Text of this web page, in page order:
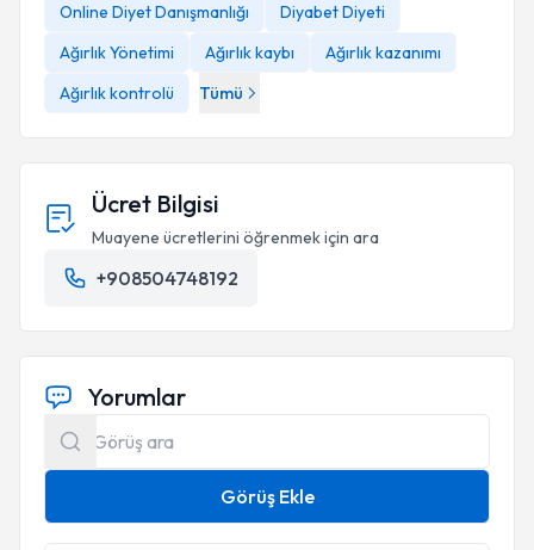
Online Diyet Danışmanlığı
Diyabet Diyeti
Ağırlık Yönetimi
Ağırlık kaybı
Ağırlık kazanımı
Ağırlık kontrolü
Tümü
Ücret Bilgisi
Muayene ücretlerini öğrenmek için ara
+908504748192
Yorumlar
Görüş Ekle